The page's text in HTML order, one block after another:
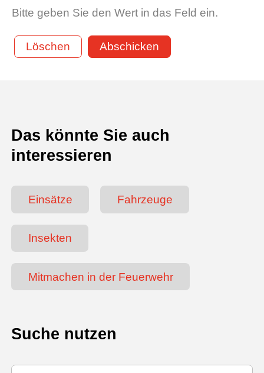
Bitte geben Sie den Wert in das Feld ein.
Löschen Abschicken
Das könnte Sie auch
interessieren
Einsätze Fahrzeuge
Insekten
Mitmachen in der Feuerwehr
Suche nutzen